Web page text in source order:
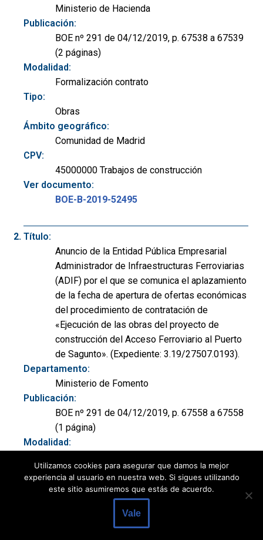
Ministerio de Hacienda
Publicación:
BOE nº 291 de 04/12/2019, p. 67538 a 67539
(2 páginas)
Modalidad:
Formalización contrato
Tipo:
Obras
Ámbito geográfico:
Comunidad de Madrid
CPV:
45000000 Trabajos de construcción
Ver documento:
BOE-B-2019-52495
Título:
Anuncio de la Entidad Pública Empresarial
Administrador de Infraestructuras Ferroviarias
(ADIF) por el que se comunica el aplazamiento
de la fecha de apertura de ofertas económicas
del procedimiento de contratación de
«Ejecución de las obras del proyecto de
construcción del Acceso Ferroviario al Puerto
de Sagunto». (Expediente: 3.19/27507.0193).
Departamento:
Ministerio de Fomento
Publicación:
BOE nº 291 de 04/12/2019, p. 67558 a 67558
(1 página)
Modalidad:
Tipo:
Obras
Comunidad Valenciana
Utilizamos cookies para asegurar que damos la mejor
experiencia al usuario en nuestra web. Si sigues utilizando
este sitio asumiremos que estás de acuerdo.
Vale